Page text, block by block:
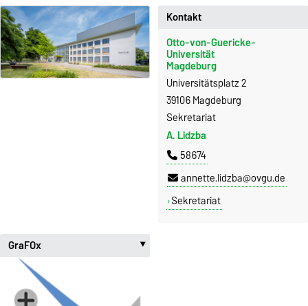
Kontakt
Otto-von-Guericke-
Universität
Magdeburg
Universitätsplatz 2
39106 Magdeburg
Sekretariat
A. Lidzba
58674
annette.lidzba@ovgu.de
Sekretariat
GraFOx ‣